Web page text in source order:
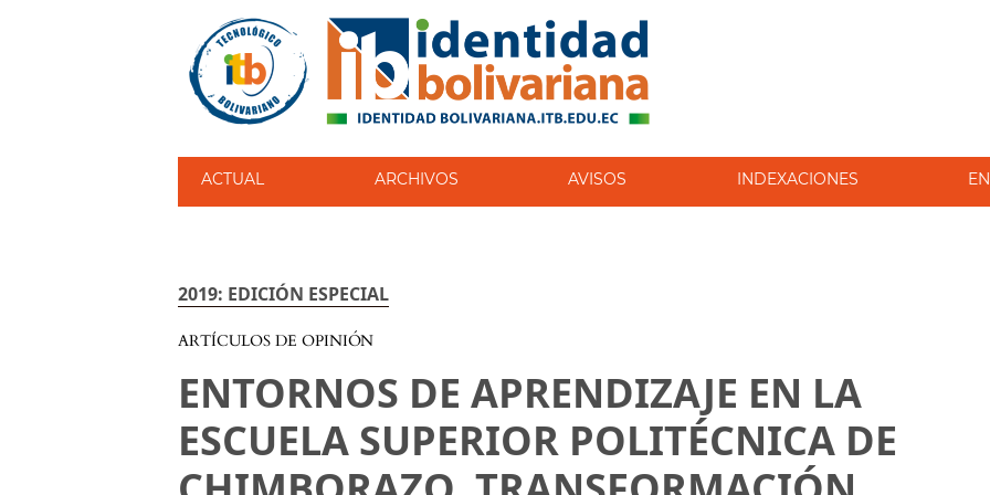
ACTUAL ARCHIVOS AVISOS INDEXACIONES
2019: EDICIÓN ESPECIAL
ARTÍCULOS DE OPINIÓN
ENTORNOS DE APRENDIZAJE EN LA
ESCUELA SUPERIOR POLITÉCNICA DE